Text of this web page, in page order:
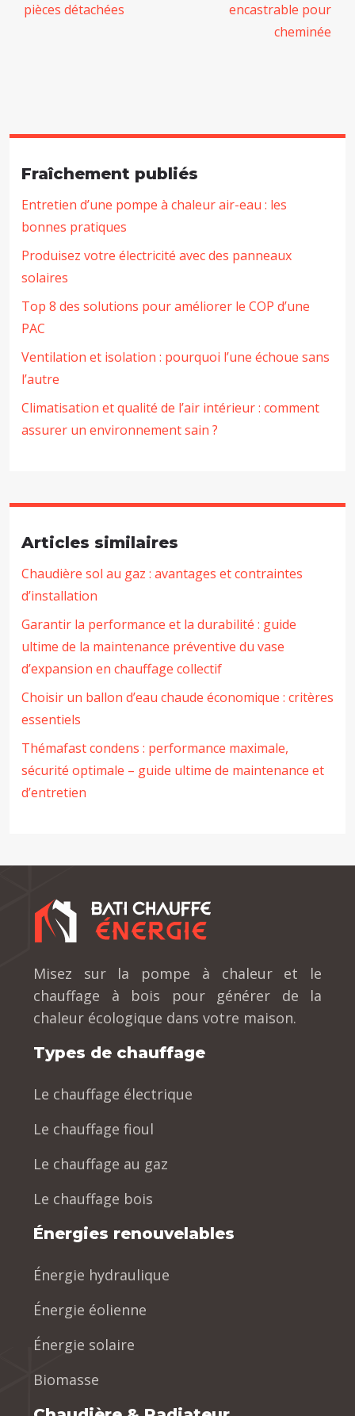
pièces détachées
encastrable pour
cheminée
Fraîchement publiés
Entretien d’une pompe à chaleur air-eau : les
bonnes pratiques
Produisez votre électricité avec des panneaux
solaires
Top 8 des solutions pour améliorer le COP d’une
PAC
Ventilation et isolation : pourquoi l’une échoue sans
l’autre
Climatisation et qualité de l’air intérieur : comment
assurer un environnement sain ?
Articles similaires
Chaudière sol au gaz : avantages et contraintes
d’installation
Garantir la performance et la durabilité : guide
ultime de la maintenance préventive du vase
d’expansion en chauffage collectif
Choisir un ballon d’eau chaude économique : critères
essentiels
Thémafast condens : performance maximale,
sécurité optimale – guide ultime de maintenance et
d’entretien
Misez sur la pompe à chaleur et le
chauffage à bois pour générer de la
chaleur écologique dans votre maison.
Types de chauffage
Le chauffage électrique
Le chauffage fioul
Le chauffage au gaz
Le chauffage bois
Énergies renouvelables
Énergie hydraulique
Énergie éolienne
Énergie solaire
Biomasse